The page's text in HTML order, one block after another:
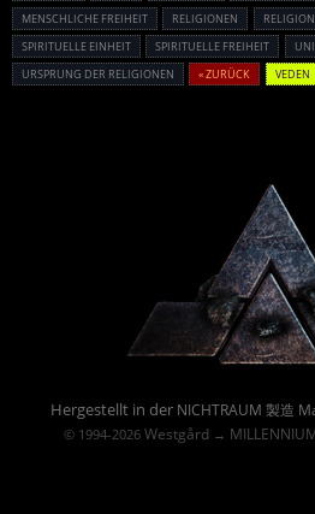
MENSCHLICHE FREIHEIT
RELIGIONEN
SPIRITUELLE EINHEIT
SPIRITUELLE FREIHEIT
URSPRUNG DER RELIGIONEN
« ZURÜCK VEDEN
Hergestellt in der NICHTRAUM 製造
© 1994-2026 Westgård→
Powered By :